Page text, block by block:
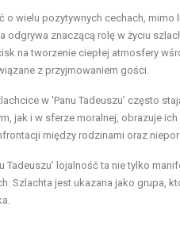
o wielu pozytywnych cechach,
odgrywa znaczącą rolę w życiu
na tworzenie ciepłej atmosfery
z przyjmowaniem gości.
w 'Panu Tadeuszu’ często
jak i w sferze moralnej, obrazuje ich
między rodzinami oraz
Tadeuszu’ lojalność ta nie tylko
Szlachta jest ukazana jako grupa,